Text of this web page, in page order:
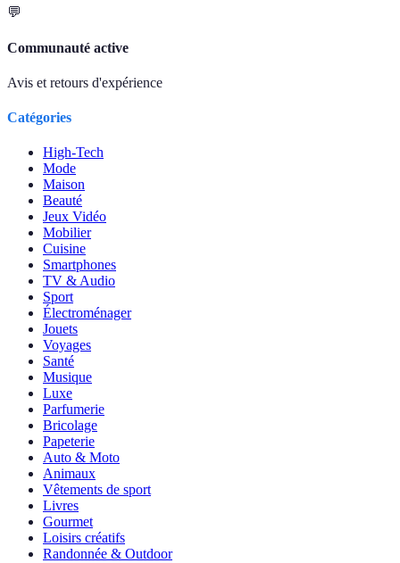
💬
Communauté active
Avis et retours d'expérience
Catégories
High-Tech
Mode
Maison
Beauté
Jeux Vidéo
Mobilier
Cuisine
Smartphones
TV & Audio
Sport
Électroménager
Jouets
Voyages
Santé
Musique
Luxe
Parfumerie
Bricolage
Papeterie
Auto & Moto
Animaux
Vêtements de sport
Livres
Gourmet
Loisirs créatifs
Randonnée & Outdoor